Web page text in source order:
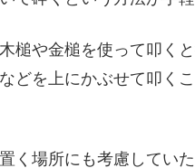
槌や金槌を使って叩く
どを上にかぶせて叩く
く場所にも考慮してい